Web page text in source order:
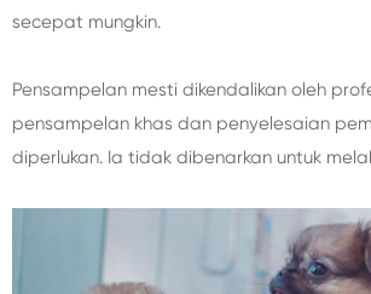
secepat mungkin.
Pensampelan mesti dikendalikan oleh
pensampelan khas dan penyelesaian
diperlukan. Ia tidak dibenarkan untuk